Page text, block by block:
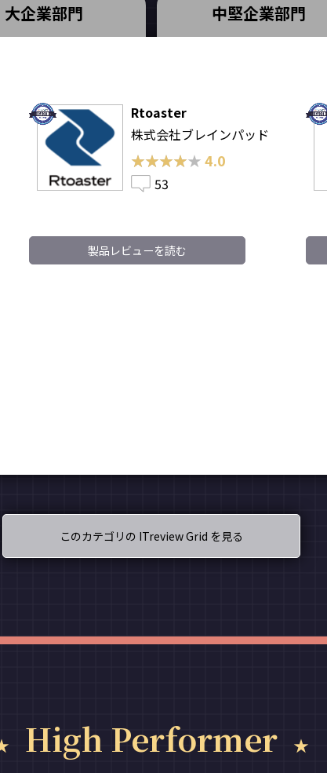
大企業部門 中堅企業部門
Rtoaster
株式会社ブレインパッド
★★★★★
★★★★★4.0
53
製品レビューを読む
このカテゴリの ITreview Grid を見る
High Performer